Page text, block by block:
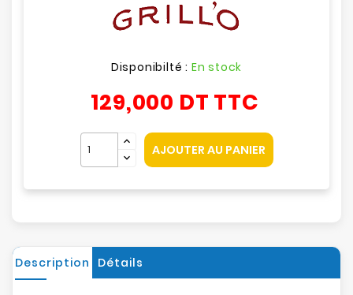
Disponibilté : En stock
129,000 DT TTC
AJOUTER AU PANIER
Description Détails